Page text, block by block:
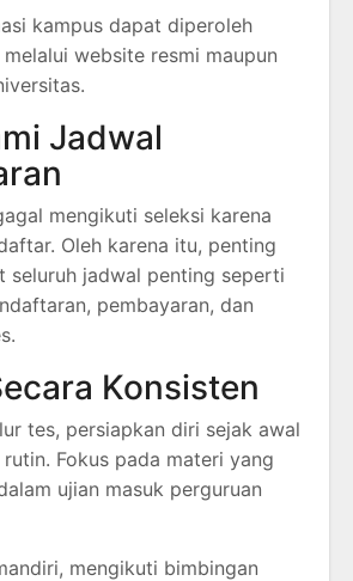
kampus dapat diperoleh
website resmi maupun
Jadwal
mengikuti seleksi karena
Oleh karena itu, penting
seluruh jadwal penting seperti
pembayaran, dan
Konsisten
tes, persiapkan diri sejak awal
Fokus pada materi yang
ujian masuk perguruan
mengikuti bimbingan